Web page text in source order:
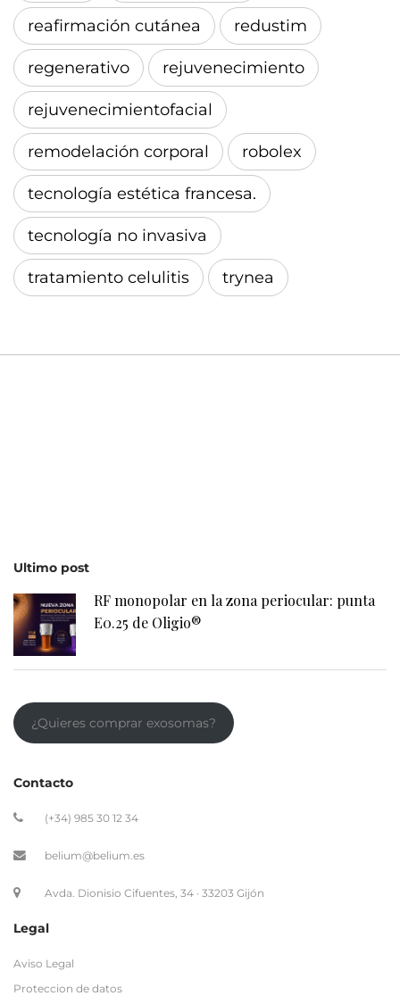
reafirmación cutánea redustim
regenerativo rejuvenecimiento
rejuvenecimientofacial
remodelación corporal robolex
tecnología estética francesa.
tecnología no invasiva
tratamiento celulitis trynea
Ultimo post
RF monopolar en la zona periocular: punta
E0.25 de Oligio®
¿Quieres comprar exosomas?
Contacto
(+34) 985 30 12 34
belium@belium.es
Avda. Dionisio Cifuentes, 34 · 33203 Gijón
Legal
Aviso Legal
Proteccion de datos